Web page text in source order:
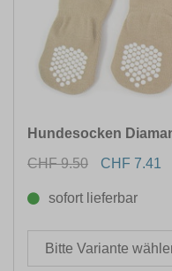
Hundesocken
CHF 9.50
CHF 7.41
sofort lieferbar